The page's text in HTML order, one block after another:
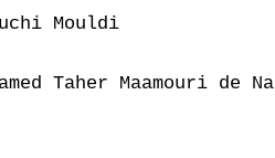
Mouldi
Taher Maamouri de